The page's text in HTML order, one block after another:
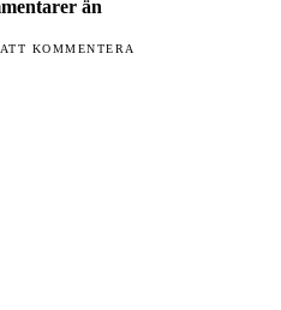
än
KOMMENTERA